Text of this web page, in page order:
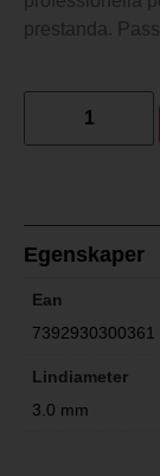
prestanda.
Egenskaper
Ean
7392930300361
Lindiameter
3.0 mm